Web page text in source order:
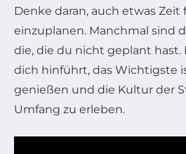
Denke daran, auch etwas
einzuplanen. Manchmal sind
die, die du nicht geplant hast.
dich hinführt, das Wichtigste
genießen und die Kultur der
Umfang zu erleben.